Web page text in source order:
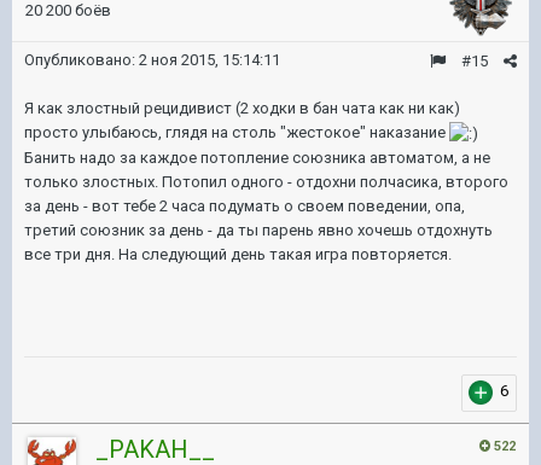
20 200 боёв
#15
Опубликовано: 2 ноя 2015, 15:14:11
Я как злостный рецидивист (2 ходки в бан чата как ни как)
просто улыбаюсь, глядя на столь "жестокое" наказание
Банить надо за каждое потопление союзника автоматом, а не
только злостных. Потопил одного - отдохни полчасика, второго
за день - вот тебе 2 часа подумать о своем поведении, опа,
третий союзник за день - да ты парень явно хочешь отдохнуть
все три дня. На следующий день такая игра повторяется.
6
522
_PAKAH__